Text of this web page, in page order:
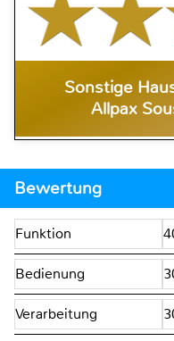
Sonstige
Allpax
Bewertung
Funktion
Bedienung
Verarbeitung